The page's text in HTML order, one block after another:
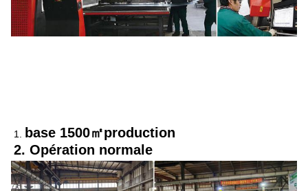
1. base 1500㎡production
2. Opération normale